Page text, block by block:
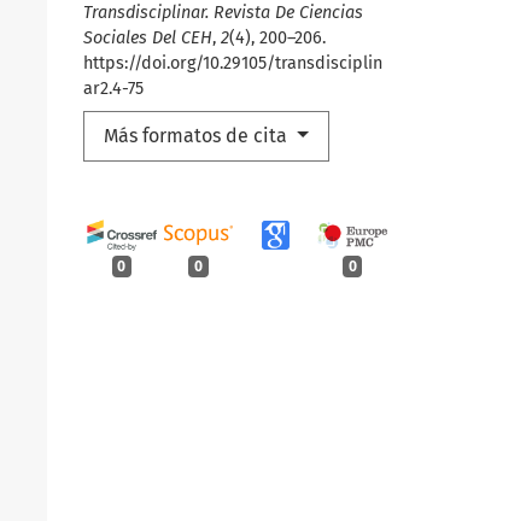
Transdisciplinar. Revista De Ciencias
Sociales Del CEH, 2(4), 200–206.
https://doi.org/10.29105/transdisciplin
ar2.4-75
Más formatos de cita
0 0 0